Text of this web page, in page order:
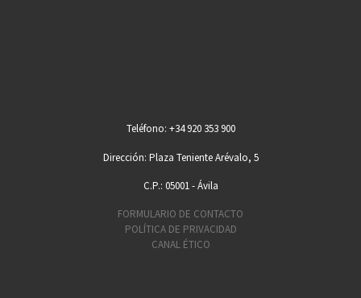
Teléfono: +34 920 353 900
Dirección: Plaza Teniente Arévalo, 5
C.P.: 05001 - Ávila
FORMULARIO DE CONTACTO
POLÍTICA DE PRIVACIDAD
CANAL ÉTICO